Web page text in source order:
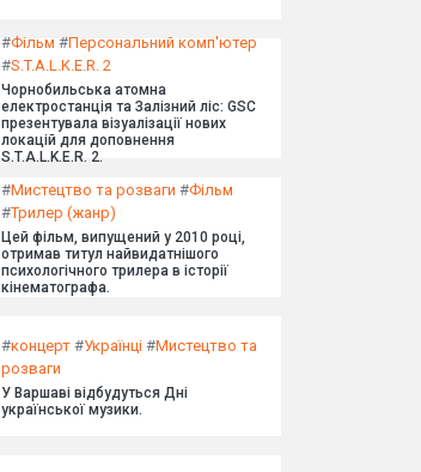
#Фільм #Персональний комп'ютер
#S.T.A.L.K.E.R. 2
Чорнобильська атомна
електростанція та Залізний ліс: GSC
презентувала візуалізації нових
локацій для доповнення
S.T.A.L.K.E.R. 2.
#Мистецтво та розваги #Фільм
#Трилер (жанр)
Цей фільм, випущений у 2010 році,
отримав титул найвидатнішого
психологічного трилера в історії
кінематографа.
#концерт #Українці #Мистецтво та
розваги
У Варшаві відбудуться Дні
української музики.